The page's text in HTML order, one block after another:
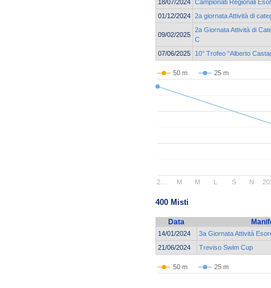
18/07/2024 Campionati Regionali
01/12/2024 2a giornata Attività di
09/02/2025
2a Giornata Attività di
C
07/06/2025
10° Trofeo “Alberto
50 m 25 m
2… M M L S N
400 Misti
Data
14/01/2024
3a Giornata Attività
21/06/2024
Treviso Swim Cup
50 m 25 m